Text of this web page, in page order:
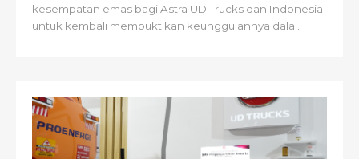
kesempatan emas bagi Astra UD Trucks dan Indonesia
untuk kembali membuktikan keunggulannya dala...